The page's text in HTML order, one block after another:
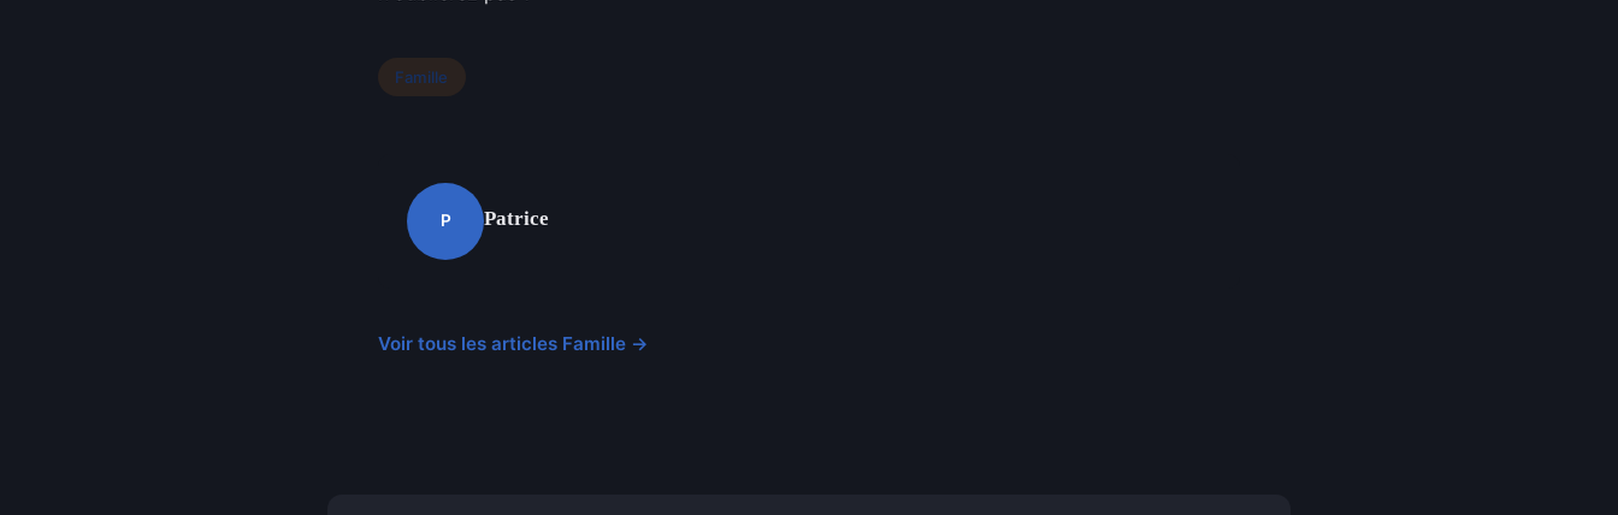
Famille
P Patrice
Voir tous les articles Famille →